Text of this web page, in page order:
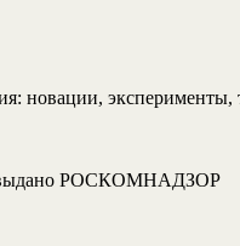
новации,
выдано РОСКОМНАДЗОР